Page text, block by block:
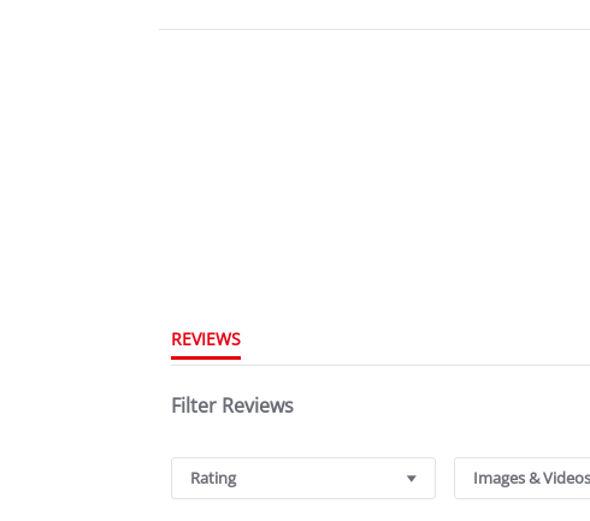
REVIEWS
Filter Reviews
Rating Images & Videos